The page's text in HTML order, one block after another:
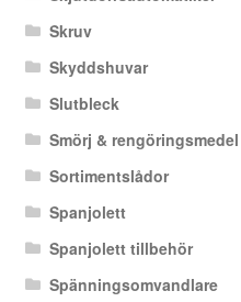
Skruv
Skyddshuvar
Slutbleck
Smörj & rengöringsmedel
Sortimentslådor
Spanjolett
Spanjolett tillbehör
Spänningsomvandlare